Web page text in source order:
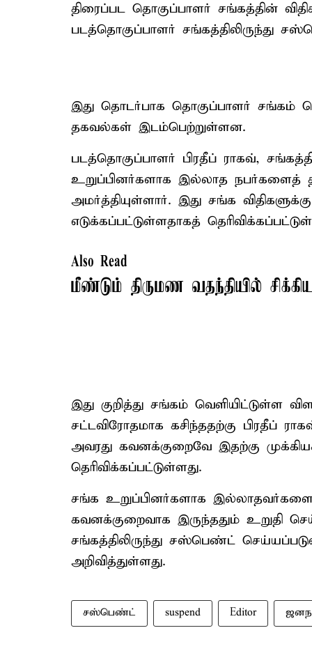
திரைப்பட தொகுப்பாளர் சங்கத்தின்
படத்தொகுப்பாளர் சங்கத்திலிருந்து
இது தொடர்பாக தொகுப்பாளர் சங்கம்
தகவல்கள் இடம்பெற்றுள்ளன.
படத்தொகுப்பாளர் பிரதீப் ராகவ்,
உறுப்பினர்களாக இல்லாத நபர்களைத்
அமர்த்தியுள்ளார். இது சங்க
எடுக்கப்பட்டுள்ளதாகத்
Also Read
மீண்டும் திருமண வதந்தியில்
இது குறித்து சங்கம் வெளியிட்டுள்ள
சட்டவிரோதமாக கசிந்ததற்கு பிரதீப்
அவரது கவனக்குறைவே இதற்கு
தெரிவிக்கப்பட்டுள்ளது.
சங்க உறுப்பினர்களாக இல்லாதவர்களைப்
கவனக்குறைவாக இருந்ததும் உறுதி
சங்கத்திலிருந்து சஸ்பெண்ட்
அறிவித்துள்ளது.
சஸ்பெண்ட் suspend Editor